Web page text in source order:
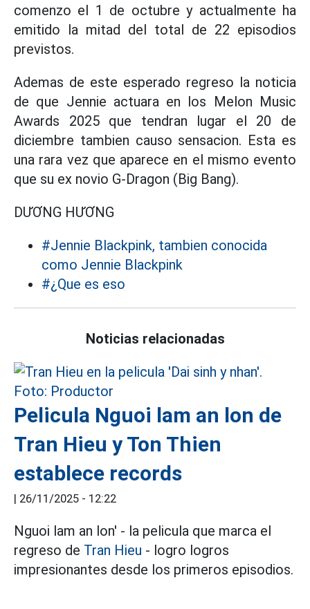
comenzo el 1 de octubre y actualmente ha
emitido la mitad del total de 22 episodios
previstos.
Ademas de este esperado regreso la noticia
de que Jennie actuara en los Melon Music
Awards 2025 que tendran lugar el 20 de
diciembre tambien causo sensacion. Esta es
una rara vez que aparece en el mismo evento
que su ex novio G-Dragon (Big Bang).
DƯƠNG HƯƠNG
#Jennie Blackpink, tambien conocida
como Jennie Blackpink
#¿Que es eso
Noticias relacionadas
Pelicula Nguoi lam an lon de
Tran Hieu y Ton Thien
establece records
| 26/11/2025 - 12:22
Nguoi lam an lon' - la pelicula que marca el
regreso de Tran Hieu - logro logros
impresionantes desde los primeros episodios.